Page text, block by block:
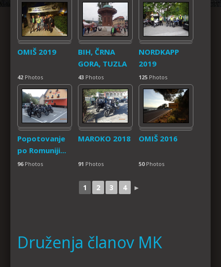
OMIŠ 2019
42 Photos
BIH, ČRNA
GORA, TUZLA
43 Photos
NORDKAPP
2019
125 Photos
Popotovanje
po Romuniji...
96Photos
MAROKO 2018
91 Photos
OMIŠ 2016
50Photos
1 2 3 4 ►
Druženja članov MK